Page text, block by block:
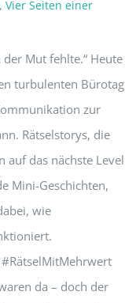
, Vier Seiten einer
Mut fehlte.“ Heute
turbulenten Bürotag
zur
Rätselstorys, die
auf das nächste Level
Mini-Geschichten,
wie
da – doch der